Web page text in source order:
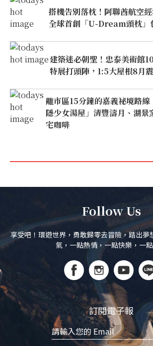
搭機告別落枕！阿聯酋航空
全球首創「U-Dream頭枕」
建築迷必朝聖！忠泰美術館
特展打頭陣，1:5大屋根8月
離市區15分鐘的嘉義祕境路線
隱少女湯屋」清豐濤月、湖景
宅咖啡
Follow Us
享受吧！環遊世界，勇敢歸零去冒險，踏出夢
氣，一點熱情，一點快樂，一
訂閱電子報